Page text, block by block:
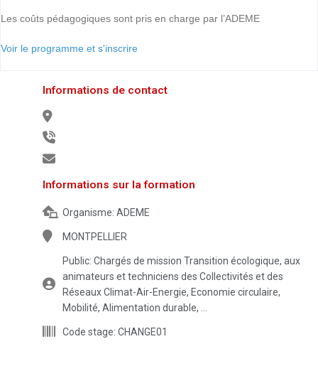
Les coûts pédagogiques sont pris en charge par l’ADEME
Voir le programme et s'inscrire
Informations de contact
Informations sur la formation
Organisme: ADEME
MONTPELLIER
Public: Chargés de mission Transition écologique, aux
animateurs et techniciens des Collectivités et des
Réseaux Climat-Air-Energie, Economie circulaire,
Mobilité, Alimentation durable, …
Code stage: CHANGE01